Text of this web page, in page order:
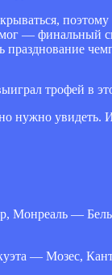
поэтому
— финальный
трофей в
нужно
Монреаль —
— Мозес,